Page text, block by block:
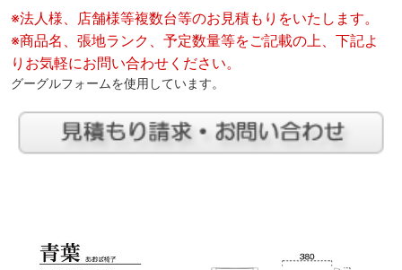
※法人様、店舗様等複数台等のお見積もりをいたします。
※商品名、張地ランク、予定数量等をご記載の上、下記よ
りお気軽にお問い合わせください。
グーグルフォームを使用しています。